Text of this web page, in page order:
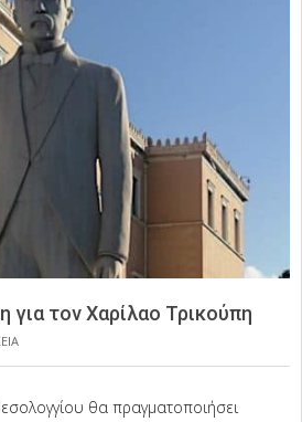
για τον Χαρίλαο Τρικούπη
θα πραγματοποιήσει